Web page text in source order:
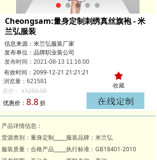
Cheongsam:量身定制刺绣真丝旗袍 - 米
兰弘服装
优惠价： 8.8折
发布时间： 2021-08-13 11:16:00
浏览量：621581
原价： ¥1289.00
信息来源：米兰弘服装厂家
发布单位：品牌职业装公司
有效时间：2099-12-21 21:21:21 끄
收藏
产品详情信息：
货源类别：量身定制_____服装品牌：米兰弘
服装质量：合格产品_____执行标准：GB18401-2010